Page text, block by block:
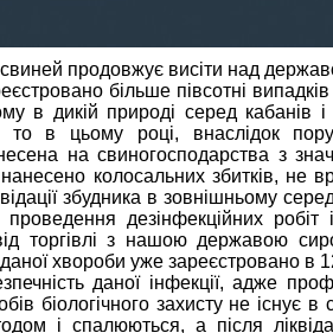
продовжує висіти над
більше півсотні
в дикій природі серед кабанів
то в цьому році, внаслідок
на свиногосподарства з
колосальних збитків, не
збудника в зовнішньому
проведення дезінфекційних
торгівлі з нашою державою
хвороби уже зареєстровано в
даної інфекції, адже
біологічного захисту не існує в
і спалюються, а після